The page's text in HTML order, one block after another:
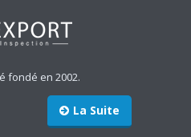
fondé en 2002.
La Suite